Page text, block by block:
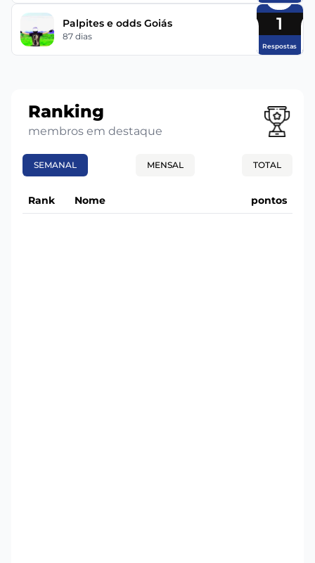
Palpites e odds Goiás
87 dias
1
Respostas
Ranking
membros em destaque
SEMANAL MENSAL TOTAL
Rank Nome pontos